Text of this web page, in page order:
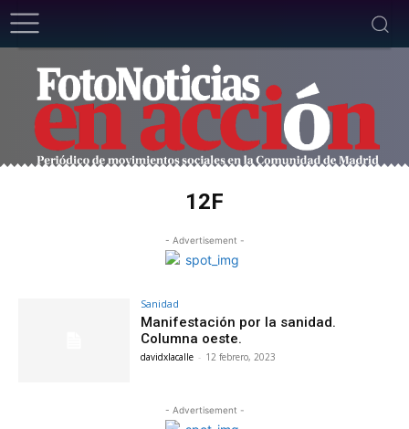
12F
- Advertisement -
Sanidad
Manifestación por la sanidad.
Columna oeste.
davidxlacalle - 12 febrero, 2023
- Advertisement -